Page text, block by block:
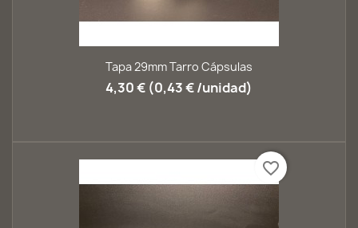
Tapa 29mm Tarro Cápsulas
4,30 € (0,43 € /unidad)
favorite_border